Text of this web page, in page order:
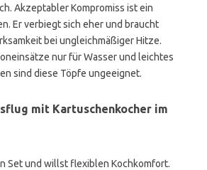
Akzeptabler Kompromiss ist ein
Er verbiegt sich eher und braucht
bei ungleichmäßiger Hitze.
nur für Wasser und leichtes
sind diese Töpfe ungeeignet.
mit Kartuschenkocher im
Set und willst flexiblen Kochkomfort.